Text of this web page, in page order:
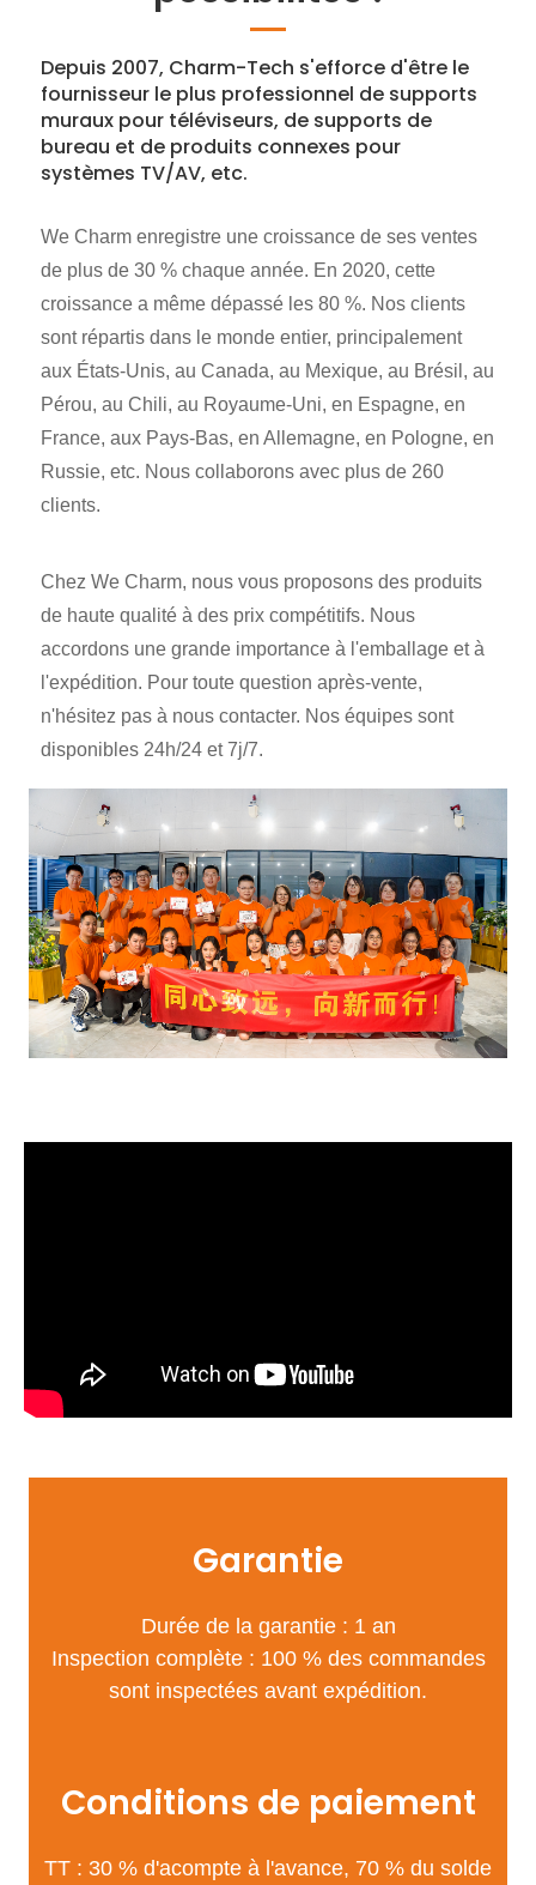
Depuis 2007, Charm-Tech s'efforce d'être le
fournisseur le plus professionnel de supports
muraux pour téléviseurs, de supports de
bureau et de produits connexes pour
systèmes TV/AV, etc.
We Charm enregistre une croissance de ses ventes
de plus de 30 % chaque année. En 2020, cette
croissance a même dépassé les 80 %. Nos clients
sont répartis dans le monde entier, principalement
aux États-Unis, au Canada, au Mexique, au Brésil, au
Pérou, au Chili, au Royaume-Uni, en Espagne, en
France, aux Pays-Bas, en Allemagne, en Pologne, en
Russie, etc. Nous collaborons avec plus de 260
clients.
Chez We Charm, nous vous proposons des produits
de haute qualité à des prix compétitifs. Nous
accordons une grande importance à l'emballage et à
l'expédition. Pour toute question après-vente,
n'hésitez pas à nous contacter. Nos équipes sont
disponibles 24h/24 et 7j/7.
Garantie
Durée de la garantie : 1 an
Inspection complète : 100 % des commandes
sont inspectées avant expédition.
Conditions de paiement
TT : 30 % d'acompte à l'avance, 70 % du solde